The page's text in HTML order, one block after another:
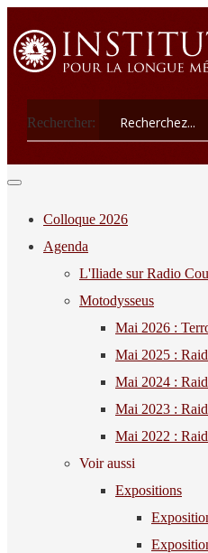
Rechercher:
Colloque 2026
Agenda
L'Iliade sur Radio
Motodysseus
Mai 2026 :
Mai 2025 :
Mai 2024 :
Mai 2023 :
Mai 2022 :
Voir aussi
Expositions